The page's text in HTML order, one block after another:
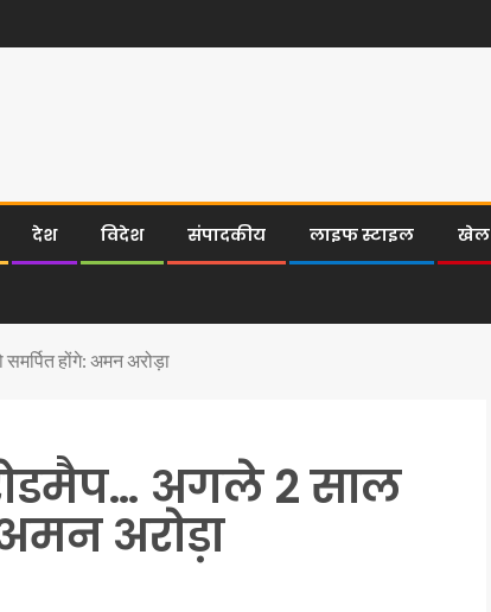
देश विदेश संपादकीय लाइफ स्टाइल खेल
होंगे: अमन अरोड़ा
अगले 2 साल
अरोड़ा